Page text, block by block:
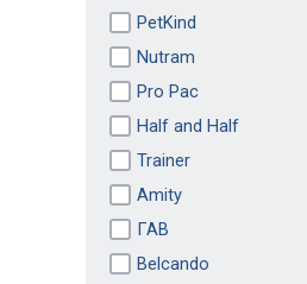
PetKind
Nutram
Pro Pac
Half and Half
Trainer
Amity
ГАВ
Belcando